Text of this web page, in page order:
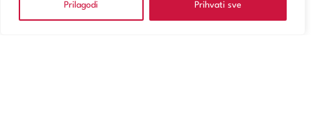
Prilagodi Prihvati sve
NARUČITE SE